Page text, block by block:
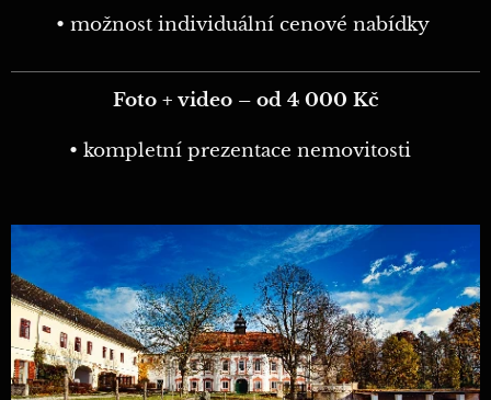
• možnost individuální cenové nabídky
Foto + video – od 4 000 Kč
• kompletní prezentace nemovitosti